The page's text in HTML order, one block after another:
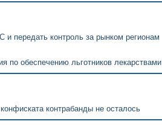
передать контроль за рынком регионам
по обеспечению льготников лекарствами
контрабанды не осталось